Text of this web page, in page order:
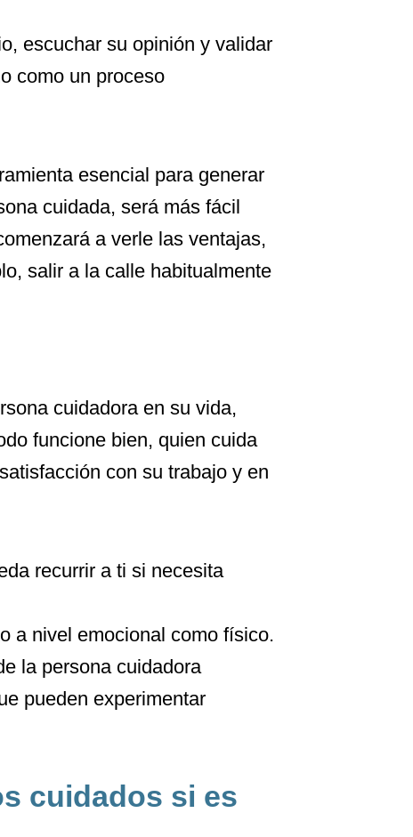
escuchar su opinión y validar
como un proceso
esencial para generar
cuidada, será más fácil
a verle las ventajas,
salir a la calle habitualmente
cuidadora en su vida,
funcione bien, quien cuida
con su trabajo y en
recurrir a ti si necesita
a nivel emocional como físico.
la persona cuidadora
pueden experimentar
cuidados si es